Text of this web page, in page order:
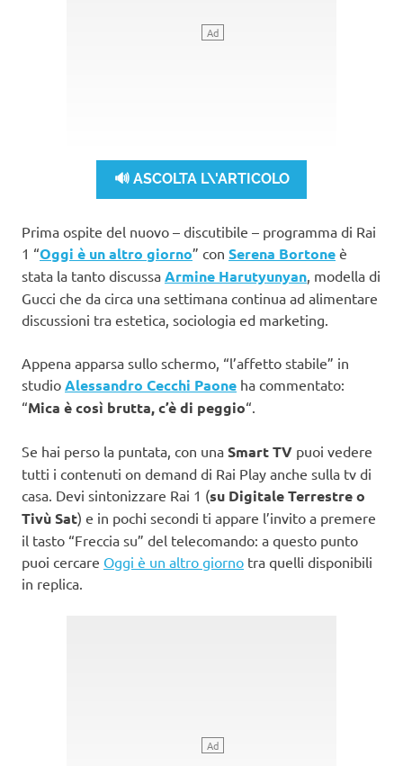
🔊 ASCOLTA L\'ARTICOLO
Prima ospite del nuovo – discutibile – programma di Rai
1 “Oggi è un altro giorno” con Serena Bortone è
stata la tanto discussa Armine Harutyunyan , modella di
Gucci che da circa una settimana continua ad alimentare
discussioni tra estetica, sociologia ed marketing.
Appena apparsa sullo schermo, “l’affetto stabile” in
studio Alessandro Cecchi Paone ha commentato:
“Mica è così brutta, c’è di peggio“.
Se hai perso la puntata, con una Smart TV puoi vedere
tutti i contenuti on demand di Rai Play anche sulla tv di
casa. Devi sintonizzare Rai 1 (su Digitale Terrestre o
Tivù Sat) e in pochi secondi ti appare l’invito a premere
il tasto “Freccia su” del telecomando: a questo punto
puoi cercare Oggi è un altro giorno tra quelli disponibili
in replica.